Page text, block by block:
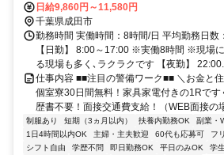
成田東口徒歩約5分、ＪＲ成田線 成田東口
エリア（空港第２ビル駅、久住駅、京成成
崎駅、滑河駅、成田駅等）
日給9,860円～11,580円
千葉県成田市
勤務時間 実働時間：8時間/日 平均勤務日数
【日勤】 8:00～17:00 ※実働8時間 ※現場
る現場も多く､ラクラクです 【夜勤】 22:00...
仕事内容 ■■注目の警備ワーク■■ ＼お金と
個室寮30日間無料！家具家電付きの1Rです
歴書不要！面接交通費支給！（WEB面接の
制服あり 短期（3ヵ月以内） 扶養内勤務OK
副業・
1日4時間以内OK
主婦・主夫歓迎 60代も応募可 フ
シフト自由
学歴不問 即日勤務OK 平日のみOK 学